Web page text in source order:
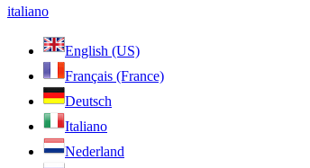
italiano
English (US)
Français (France)
Deutsch
Italiano
Nederland